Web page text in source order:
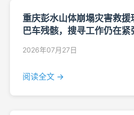
重庆彭水山体崩塌灾害救援
巴车残骸，搜寻工作仍在紧
2026年07月27日
阅读全文 →